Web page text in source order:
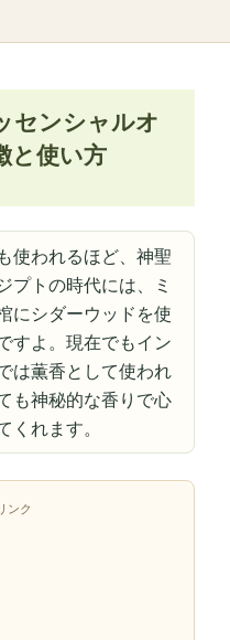
センシャルオ
と使い方
使われるほど、神聖
プトの時代には、ミ
にシダーウッドを使
すよ。現在でもイン
は薫香として使われ
も神秘的な香りで心
くれます。
ンク